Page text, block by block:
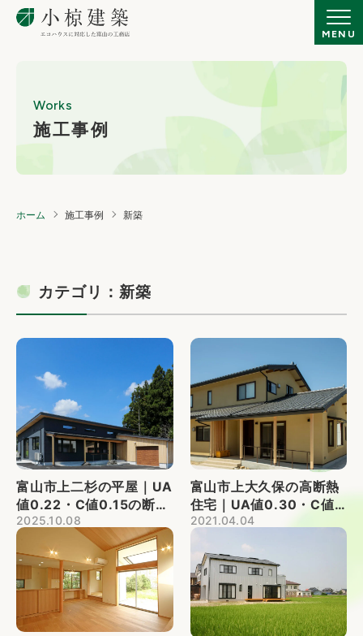
・
Works
施工事例
ホーム 施工事例 新築
カテゴリ：新築
富山市上二杉の平屋｜UA
値0.22・C値0.15の断熱
等級7の住宅
2025.10.08
富山市上大久保の高断熱
住宅｜UA値0.30・C値
0.26、床下エアコンの家
2021.04.04